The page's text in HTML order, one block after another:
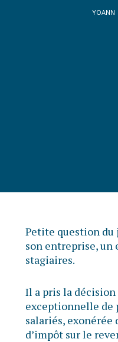
YOANN
Petite question du
son entreprise, un
stagiaires.
Il a pris la
exceptionnelle de
salariés, exonérée
d’impôt sur le